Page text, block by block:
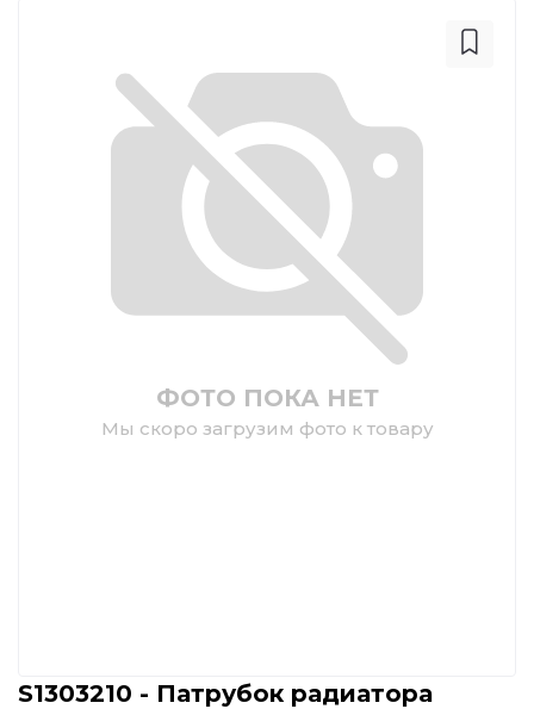
ФОТО ПОКА НЕТ
Мы скоро загрузим фото к товару
S1303210 - Патрубок радиатора